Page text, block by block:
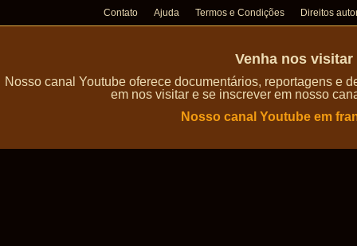
Contato Ajuda Termos e Condições Direitos
Venha nos
Nosso canal Youtube oferece documentários, reportagens e
em nos visitar e se inscrever em nosso
Nosso canal Youtube em